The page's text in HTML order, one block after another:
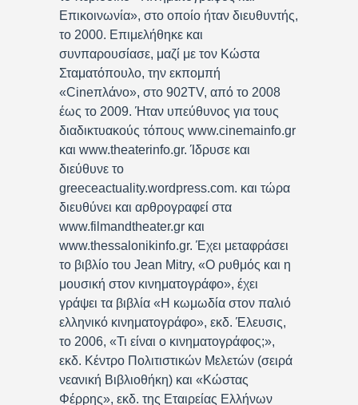
Επικοινωνία», στο οποίο ήταν διευθυντής,
το 2000. Επιμελήθηκε και
συνπαρουσίασε, μαζί με τον Κώστα
Σταματόπουλο, την εκπομπή
«Cineπλάνο», στο 902TV, από το 2008
έως το 2009. Ήταν υπεύθυνος για τους
διαδικτυακούς τόπους www.cinemainfo.gr
και www.theaterinfo.gr. Ίδρυσε και
διεύθυνε το
greeceactuality.wordpress.com. και τώρα
διευθύνει και αρθρογραφεί στα
www.filmandtheater.gr και
www.thessalonikinfo.gr. Έχει μεταφράσει
το βιβλίο του Jean Mitry, «Ο ρυθμός και η
μουσική στον κινηματογράφο», έχει
γράψει τα βιβλία «Η κωμωδία στον παλιό
ελληνικό κινηματογράφο», εκδ. Έλευσις,
το 2006, «Τι είναι ο κινηματογράφος;»,
εκδ. Κέντρο Πολιτιστικών Μελετών (σειρά
νεανική Βιβλιοθήκη) και «Κώστας
Φέρρης», εκδ. της Εταιρείας Ελλήνων